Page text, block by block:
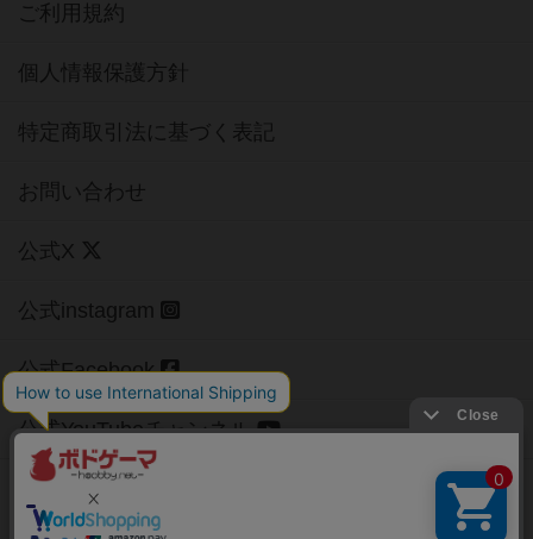
ご利用規約
個人情報保護方針
特定商取引法に基づく表記
お問い合わせ
公式X
公式instagram
公式Facebook
公式YouTubeチャンネル